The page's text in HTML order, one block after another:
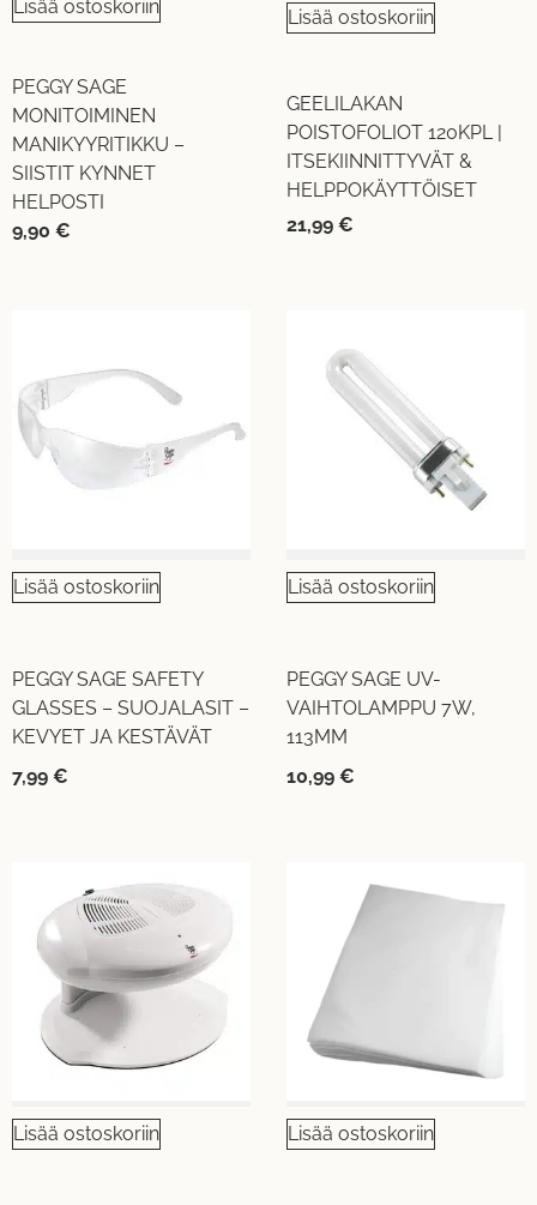
Lisää ostoskoriin
PEGGY SAGE
MONITOIMINEN
MANIKYYRITIKKU –
SIISTIT KYNNET
HELPOSTI
9,90 €
Lisää ostoskoriin
GEELILAKAN
POISTOFOLIOT 120KPL |
ITSEKIINNITTYVÄT &
HELPPOKÄYTTÖISET
21,99 €
Lisää ostoskoriin
PEGGY SAGE SAFETY
GLASSES – SUOJALASIT –
KEVYET JA KESTÄVÄT
7,99 €
Lisää ostoskoriin
PEGGY SAGE UV-
VAIHTOLAMPPU 7W,
113MM
10,99 €
Lisää ostoskoriin Lisää ostoskoriin